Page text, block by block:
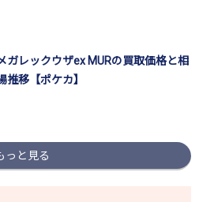
ガレックウザex MURの買取価格と相
推移【ポケカ】
っと見る